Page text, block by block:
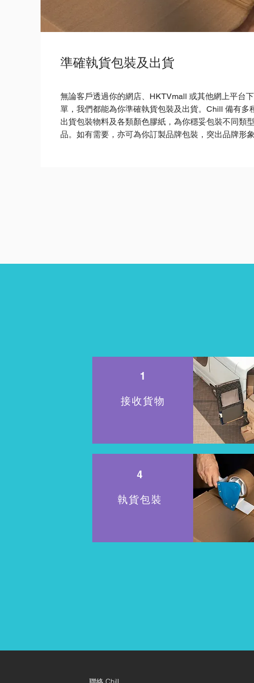
準確執貨包裝及出貨
無論客戶透過你的網店、HKTVmall 或其他網上平台下
單，我們都能為你準確執貨包裝及出貨。Chill 備有多
出貨包裝物料及各類顏色膠紙，為你穩妥包裝不同類
品。如有需要，亦可為你訂製品牌包裝，突出品牌形象
1
接收貨物
4
執貨包裝